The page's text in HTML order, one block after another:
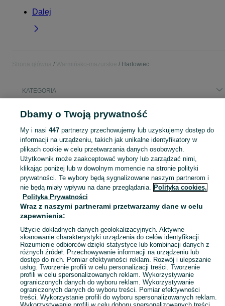
Dalej
Hartowiec
KATEGORIA
Popularne wyszukiwania
podajnik pieca na ekogroszek yacht
butla do nurkowania 15
opryskiwacz
Skorzystaj z największego serwisu ogłoszeniowego - Hartowiec i okolice! Kupuj to, czego pragniesz i sprzedawaj to, czego już nie potrzebujesz! Zobacz
Mapa kategorii
Mapa miejscowości
Mapa ministron
Popularne wyszukiwania
Dbamy o Twoją prywatność
My i nasi 447partnerzy przechowujemy lub uzyskujemy dostęp do
informacji na urządzeniu, takich jak unikalne identyfikatory w
plikach cookie w celu przetwarzania danych osobowych.
Użytkownik może zaakceptować wybory lub zarządzać nimi,
klikając poniżej lub w dowolnym momencie na stronie polityki
prywatności. Te wybory będą sygnalizowane naszym partnerom i
nie będą miały wpływu na dane przeglądania. Polityka cookies,
Polityka Prywatności
Wraz z naszymi partnerami przetwarzamy dane w celu
zapewnienia:
Użycie dokładnych danych geolokalizacyjnych. Aktywne
skanowanie charakterystyki urządzenia do celów identyfikacji.
Rozumienie odbiorców dzięki statystyce lub kombinacji danych z
różnych źródeł. Przechowywanie informacji na urządzeniu lub
dostęp do nich. Pomiar efektywności reklam. Rozwój i ulepszanie
usług. Tworzenie profili w celu personalizacji treści. Tworzenie
profili w celu spersonalizowanych reklam. Wykorzystywanie
ograniczonych danych do wyboru reklam. Wykorzystywanie
ograniczonych danych do wyboru treści. Pomiar efektywności
treści. Wykorzystanie profili do wyboru spersonalizowanych reklam.